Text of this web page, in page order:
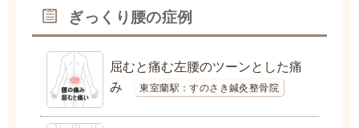
ぎっくり腰の症例
屈むと痛む左腰のツーンとした痛
み
東室蘭駅：すのさき鍼灸整骨院